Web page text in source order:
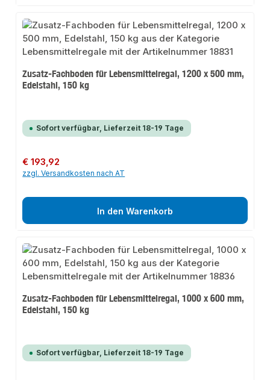
Zusatz-Fachboden für Lebensmittelregal, 1200 x 500 mm,
Edelstahl, 150 kg
Sofort verfügbar, Lieferzeit 18-19 Tage
Regulärer Preis:
€ 193,92
zzgl. Versandkosten nach AT
In den Warenkorb
Zusatz-Fachboden für Lebensmittelregal, 1000 x 600 mm,
Edelstahl, 150 kg
Sofort verfügbar, Lieferzeit 18-19 Tage